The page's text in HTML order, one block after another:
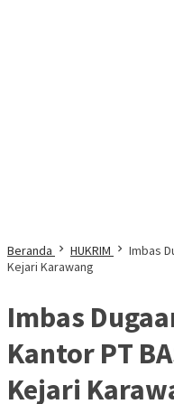
Beranda HUKRIM
Imbas
Kejari Karawang
Imbas
Kantor PT
Kejari